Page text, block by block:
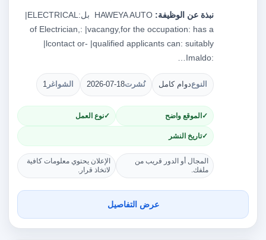
نبذة عن الوظيفة:
‎ HAWEYA AUTO‏ بل:‎|ELECTRICAL
has a‏ :‎|vacangy,for the occupation‏ :‎of Electrician,
:‎Imaldo…
النوعدوام كامل نُشرت2026-07-18 الشواغر 1
الموقع واضح نوع العمل
تاريخ النشر
المجال أو الدور قريب من
ملفك.
الإعلان يحتوي معلومات كافية
لاتخاذ قرار.
عرض التفاصيل